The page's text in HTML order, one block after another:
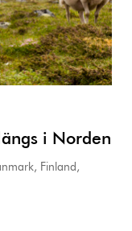
i Norden
Finland,